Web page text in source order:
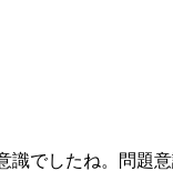
でしたね。問題